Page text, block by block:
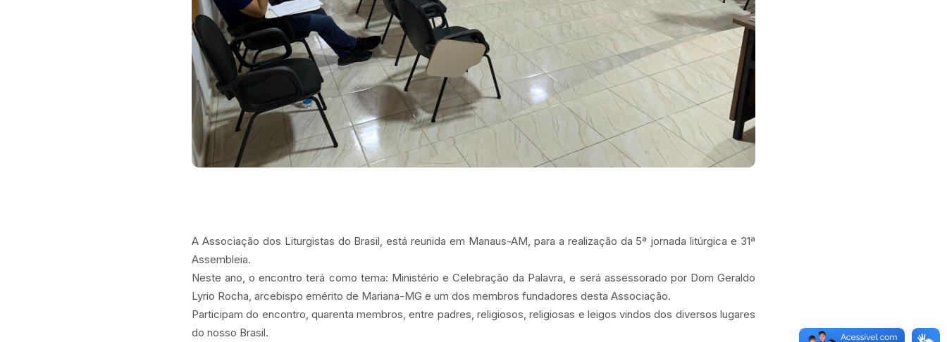
A Associação dos Liturgistas do Brasil, está reunida em Manaus-AM, para a realização da 5ª jornada litúrgica e 31ª
Assembleia.
Neste ano, o encontro terá como tema: Ministério e Celebração da Palavra, e será assessorado por Dom Geraldo
Lyrio Rocha, arcebispo emérito de Mariana-MG e um dos membros fundadores desta Associação.
Participam do encontro, quarenta membros, entre padres, religiosos, religiosas e leigos vindos dos diversos lugares
do nosso Brasil.